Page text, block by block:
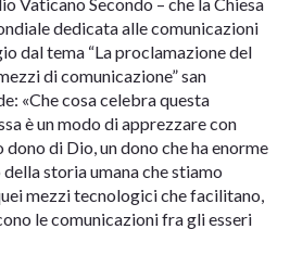
dedicata alle comunicazioni
dal tema “La proclamazione del
di comunicazione” san
«Che cosa celebra questa
è un modo di apprezzare con
di Dio, un dono che ha enorme
storia umana che stiamo
mezzi tecnologici che facilitano,
le comunicazioni fra gli esseri